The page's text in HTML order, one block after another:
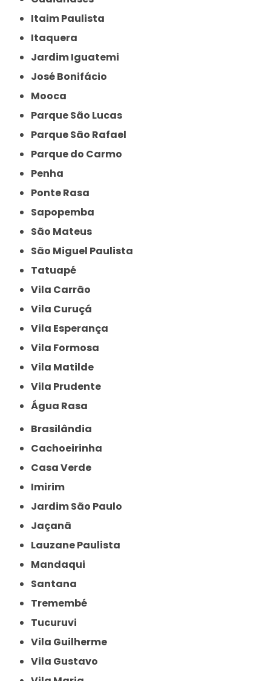
Itaim Paulista
Itaquera
Jardim Iguatemi
José Bonifácio
Mooca
Parque São Lucas
Parque São Rafael
Parque do Carmo
Penha
Ponte Rasa
Sapopemba
São Mateus
São Miguel Paulista
Tatuapé
Vila Carrão
Vila Curuçá
Vila Esperança
Vila Formosa
Vila Matilde
Vila Prudente
Água Rasa
Brasilândia
Cachoeirinha
Casa Verde
Imirim
Jardim São Paulo
Jaçanã
Lauzane Paulista
Mandaqui
Santana
Tremembé
Tucuruvi
Vila Guilherme
Vila Gustavo